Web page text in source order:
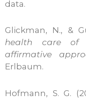
data.
Glickman, N., &
health care of
affirmative
Erlbaum.
Hofmann, S. G.